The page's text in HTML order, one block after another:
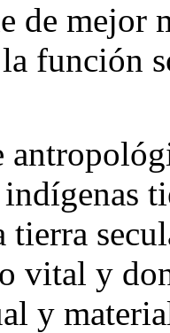
de mejor
función
vital y
y